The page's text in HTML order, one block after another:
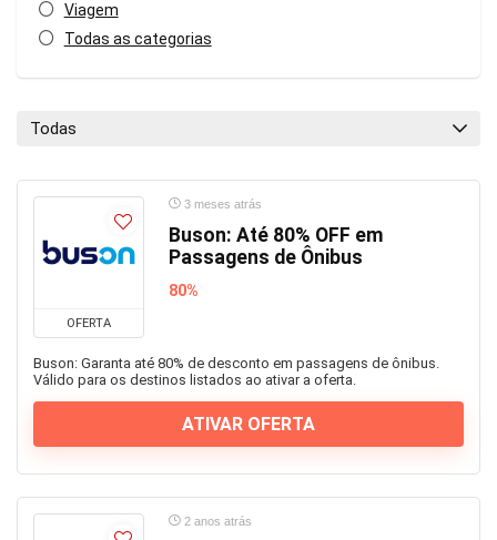
Viagem
Todas as categorias
Todas
OFERTA
3 meses atrás
Buson: Até 80% OFF em
Passagens de Ônibus
80%
Buson: Garanta até 80% de desconto em passagens de ônibus.
Válido para os destinos listados ao ativar a oferta.
ATIVAR OFERTA
2 anos atrás